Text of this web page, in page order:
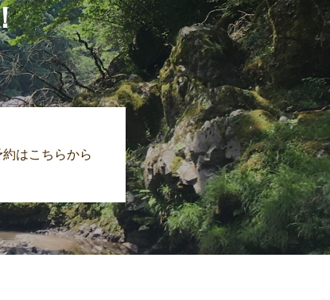
約はこちらから